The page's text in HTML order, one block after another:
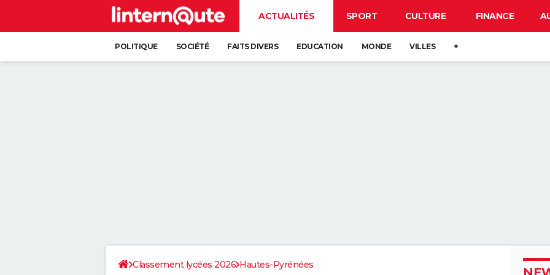
ACTUALITÉS SPORT CULTURE FINANCE
POLITIQUE SOCIÉTÉ FAITS DIVERS EDUCATION MONDE VILLES +
Classement lycées 2026 Hautes-Pyrénées